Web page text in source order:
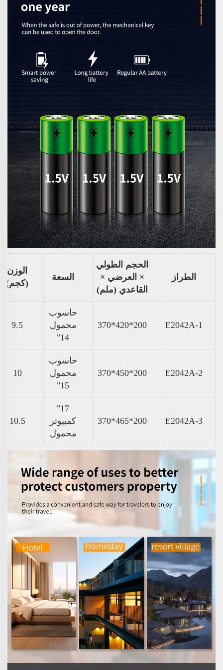
الطراز
الحجم الطولي
× العرضي ×
القاعدي (ملم)
السعة
الوزن
(كجم)
E2042A-1
200*420*370
حاسوب
محمول
14"
9.5
E2042A-2
200*450*370
حاسوب
محمول
15"
10
E2042A-3
200*465*370
17"
كمبيوتر
محمول
10.5